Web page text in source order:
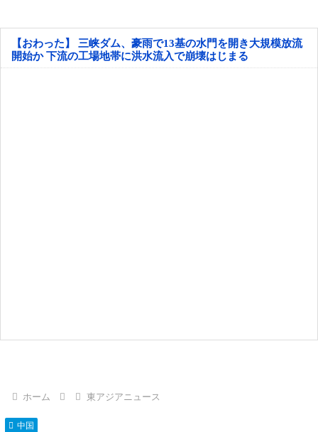
【おわった】 三峡ダム、豪雨で13基の水門を開き大規模放流
開始か 下流の工場地帯に洪水流入で崩壊はじまる
ホーム 東アジアニュース
中国